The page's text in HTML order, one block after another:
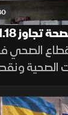
الضفة الغربية.. ديوان وزارة
الصحي
الصحية
على
على